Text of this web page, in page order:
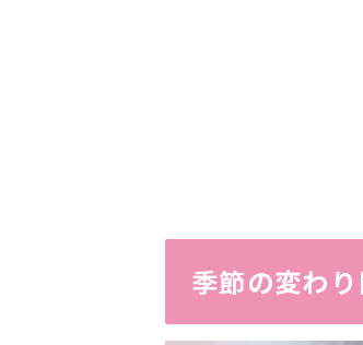
季節の変わ